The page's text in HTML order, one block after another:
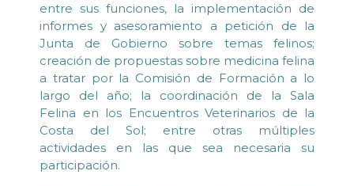
entre sus funciones, la implementación de
informes y asesoramiento a petición de la
Junta de Gobierno sobre temas felinos;
creación de propuestas sobre medicina felina
a tratar por la Comisión de Formación a lo
largo del año; la coordinación de la Sala
Felina en los Encuentros Veterinarios de la
Costa del Sol; entre otras múltiples
actividades en las que sea necesaria su
participación.